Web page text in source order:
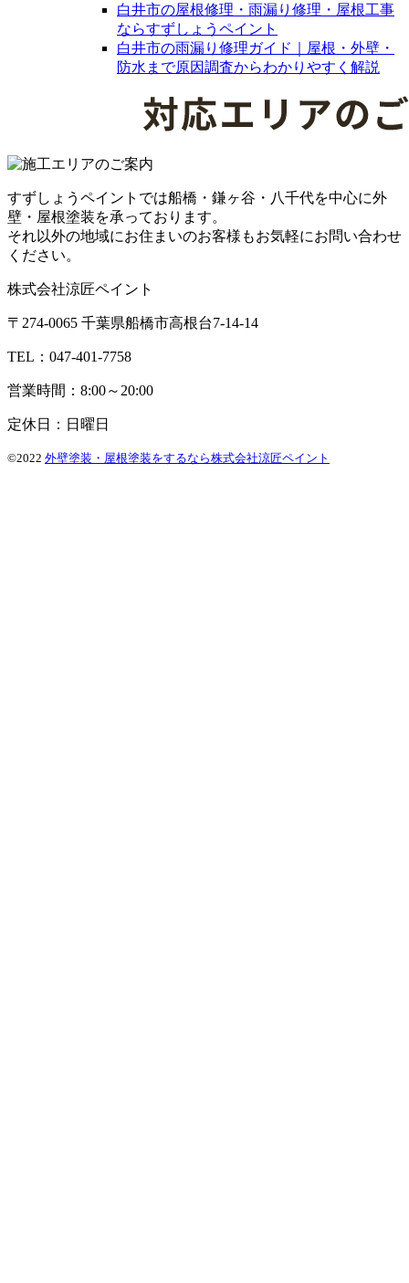
白井市の屋根修理・雨漏り修理・屋根工事
ならすずしょうペイント
白井市の雨漏り修理ガイド｜屋根・外壁・
防水まで原因調査からわかりやすく解説
すずしょうペイントでは船橋・鎌ヶ谷・八千代を中心に外
壁・屋根塗装を承っております。
それ以外の地域にお住まいのお客様もお気軽にお問い合わせ
ください。
株式会社涼匠ペイント
〒274-0065 千葉県船橋市高根台7-14-14
TEL：047-401-7758
営業時間：8:00～20:00
定休日：日曜日
©2022 外壁塗装・屋根塗装をするなら株式会社涼匠ペイント